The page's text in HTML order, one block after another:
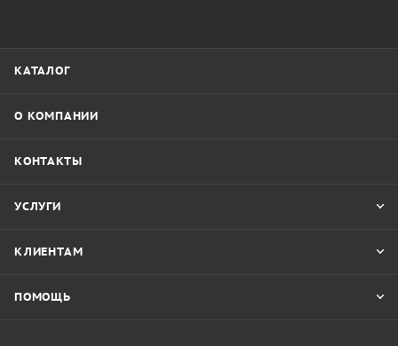
КАТАЛОГ
О КОМПАНИИ
КОНТАКТЫ
УСЛУГИ
КЛИЕНТАМ
ПОМОЩЬ